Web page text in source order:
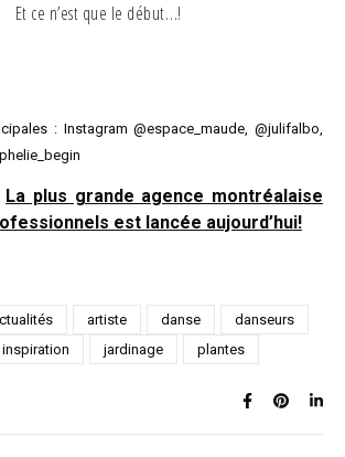
Et ce n’est que le début…!
: Instagram @espace_maude, @julifalbo,
La plus grande agence montréalaise
est lancée aujourd’hui!
artiste danse
danseurs
inspiration jardinage plantes